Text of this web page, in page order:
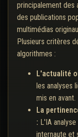
principalement des
des publications
multimédias
Plusieurs critères
algorithmes :
L'actualité
les analyses
mis en avant.
La
: L'IA
internaute et